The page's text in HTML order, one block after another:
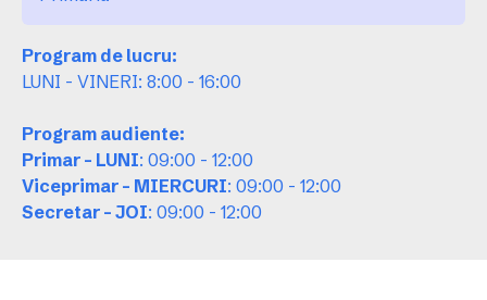
Program de lucru:
LUNI - VINERI: 8:00 - 16:00
Program audiente:
Primar - LUNI: 09:00 - 12:00
Viceprimar - MIERCURI: 09:00 - 12:00
Secretar - JOI: 09:00 - 12:00